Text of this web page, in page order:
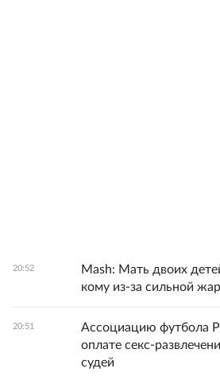
20:52
Mash: Мать двоих
кому из-за сильной
20:51
Ассоциацию футбола
оплате секс-
судей